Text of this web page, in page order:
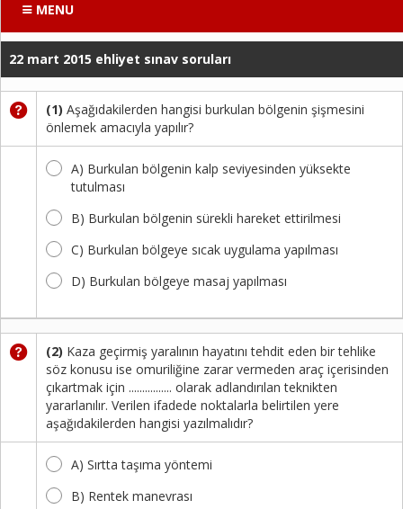
MENU
22 mart 2015 ehliyet sınav soruları
(1) Aşağıdakilerden hangisi burkulan bölgenin şişmesini
önlemek amacıyla yapılır?
A) Burkulan bölgenin kalp seviyesinden yüksekte
tutulması
B) Burkulan bölgenin sürekli hareket ettirilmesi
C) Burkulan bölgeye sıcak uygulama yapılması
D) Burkulan bölgeye masaj yapılması
(2) Kaza geçirmiş yaralının hayatını tehdit eden bir tehlike
söz konusu ise omuriliğine zarar vermeden araç içerisinden
çıkartmak için ................ olarak adlandırılan teknikten
yararlanılır. Verilen ifadede noktalarla belirtilen yere
aşağıdakilerden hangisi yazılmalıdır?
A) Sırtta taşıma yöntemi
B) Rentek manevrası
Ders
Videoları
Sınav
Soruları
Online
Kayıt
İletişim